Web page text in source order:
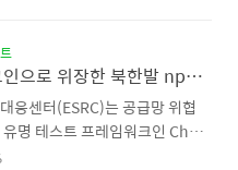
해 달라고 요청합니다. 파일 용
들어 첨부 대신 외부 링크를 안
, ..
염 시 대상 시스템에 대한 원격
에게 이전됩니다. 이번 공격은
통지"를 제목으로 수신자에게
뒤, 첨부가 아닌 외부 파일 공유
악성 실행 파일을 배포하는 방
Chai.js 플러그인으로 위장한 북한발 npm 악성 패키지 'chai-as-init' 분석
응센터(ESRC)는 공급망 위협
명 테스트 프레임워크인 Chai.j
위장한 악성 npm 패키지(chai-